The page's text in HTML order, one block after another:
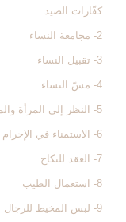
كفّارات الصيد
2- مجامعة النساء
3- تقبيل النساء
4- مسّ النساء
5- النظر إلى المرأة والملاعبة
6- الاستمناء في الإحرام
7- العقد للنكاح
8- استعمال الطيب
9- لبس المخيط للرجال